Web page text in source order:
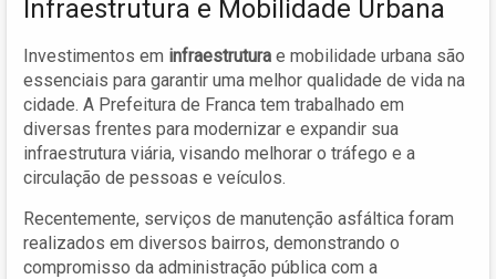
Infraestrutura e Mobilidade Urbana
Investimentos em infraestrutura e mobilidade urbana são
essenciais para garantir uma melhor qualidade de vida na
cidade. A Prefeitura de Franca tem trabalhado em
diversas frentes para modernizar e expandir sua
infraestrutura viária, visando melhorar o tráfego e a
circulação de pessoas e veículos.
Recentemente, serviços de manutenção asfáltica foram
realizados em diversos bairros, demonstrando o
compromisso da administração pública com a